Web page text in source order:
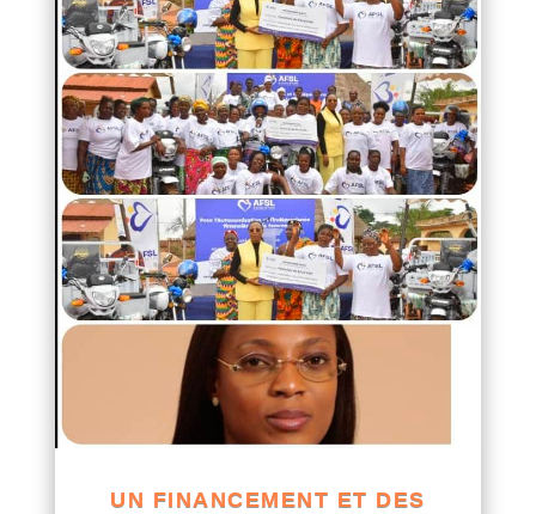
UN FINANCEMENT ET DES